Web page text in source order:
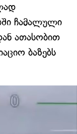
ჩამალული
ათასობით
ბაზებს